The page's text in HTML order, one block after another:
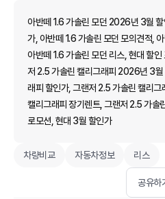
아반떼 1.6 가솔린 모던 2026년 3월 할
가, 아반떼 1.6 가솔린 모던 모의견적,
아반떼 1.6 가솔린 모던 리스, 현대 할
저 2.5 가솔린 캘리그래피 2026년 3월
래피 할인가, 그랜저 2.5 가솔린 캘리
캘리그래피 장기렌트, 그랜저 2.5 가솔
로모션, 현대 3월 할인가
차량비교 자동차정보 리스
공유하